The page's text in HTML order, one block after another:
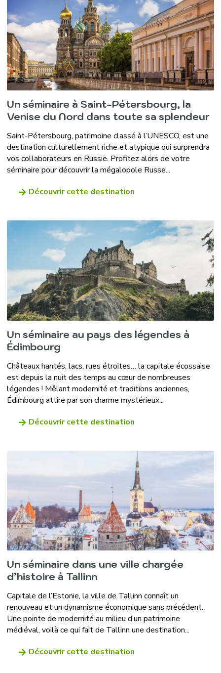
Un séminaire à Saint-Pétersbourg, la
Venise du Nord dans toute sa splendeur
Saint-Pétersbourg, patrimoine classé à l’UNESCO, est une
destination culturellement riche et atypique qui surprendra
vos collaborateurs en Russie. Profitez alors de votre
séminaire pour découvrir la mégalopole Russe...
Découvrir cette destination
Un séminaire au pays des légendes à
Édimbourg
Châteaux hantés, lacs, rues étroites… la capitale écossaise
est depuis la nuit des temps au cœur de nombreuses
légendes ! Mêlant modernité et traditions anciennes,
Édimbourg attire par son charme mystérieux...
Découvrir cette destination
Un séminaire dans une ville chargée
d’histoire à Tallinn
Capitale de l’Estonie, la ville de Tallinn connaît un
renouveau et un dynamisme économique sans précédent.
Une pointe de modernité au milieu d’un patrimoine
médiéval, voilà ce qui fait de Tallinn une destination...
Découvrir cette destination